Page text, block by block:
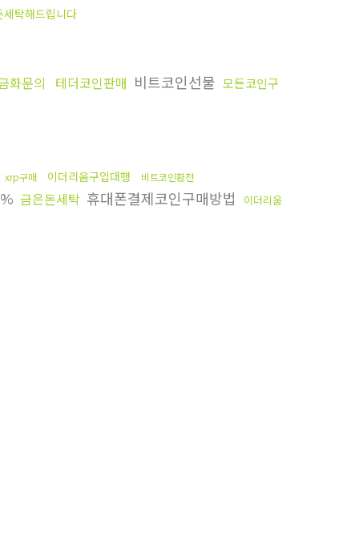
세탁해드립니다
화문의 테더코인판매 비트코인선물 모든코인구
xrp구매 이더리움구입대행
비트코인환전
금은돈세탁 휴대폰결제코인구매방법
이더리움